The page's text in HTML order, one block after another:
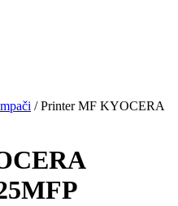
/ Printer MF KYOCERA